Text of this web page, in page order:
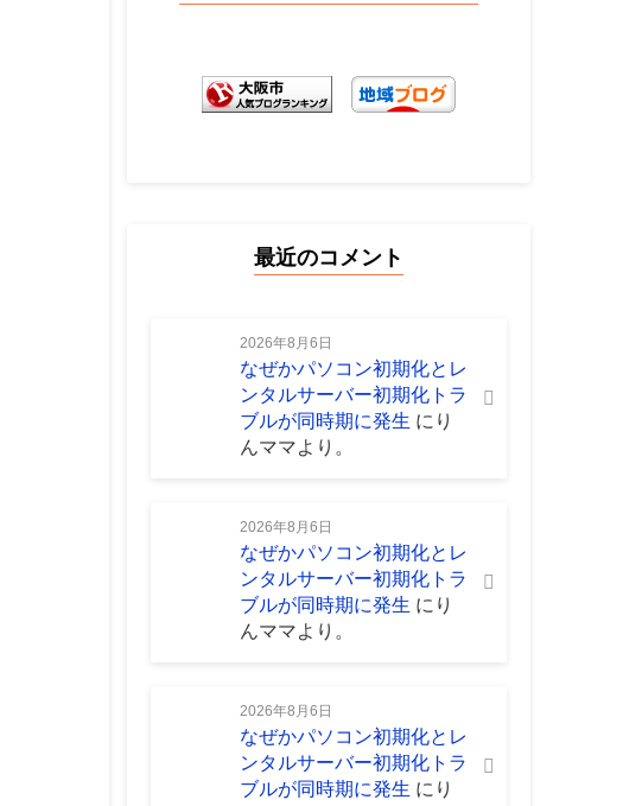
最近のコメント
2026年8月6日
なぜかパソコン初期化とレ
ンタルサーバー初期化トラ
ブルが同時期に発生 に り
んママより。
2026年8月6日
なぜかパソコン初期化とレ
ンタルサーバー初期化トラ
ブルが同時期に発生 に り
んママより。
2026年8月6日
なぜかパソコン初期化とレ
ンタルサーバー初期化トラ
ブルが同時期に発生 に り